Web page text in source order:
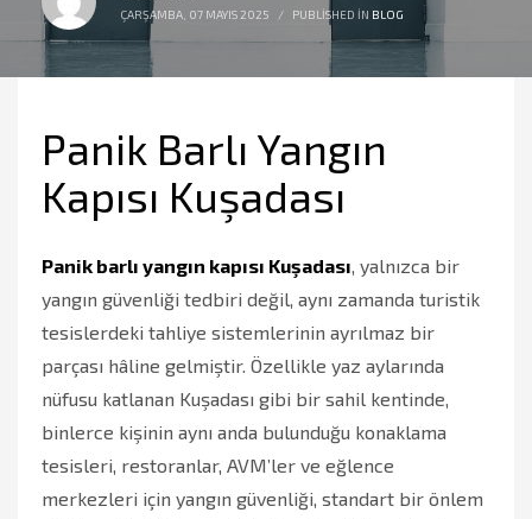
ÇARŞAMBA, 07 MAYIS 2025 / PUBLISHED IN BLOG
Panik Barlı Yangın
Kapısı Kuşadası
Panik barlı yangın kapısı Kuşadası, yalnızca bir
yangın güvenliği tedbiri değil, aynı zamanda turistik
tesislerdeki tahliye sistemlerinin ayrılmaz bir
parçası hâline gelmiştir. Özellikle yaz aylarında
nüfusu katlanan Kuşadası gibi bir sahil kentinde,
binlerce kişinin aynı anda bulunduğu konaklama
tesisleri, restoranlar, AVM’ler ve eğlence
merkezleri için yangın güvenliği, standart bir önlem